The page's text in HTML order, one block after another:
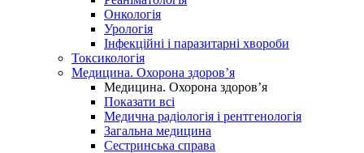
Онкологія
Урологія
Інфекційні і паразитарні хвороби
Токсикологія
Медицина. Охорона здоров’я
Медицина. Охорона здоров’я
Показати всі
Медична радіологія і рентгенологія
Загальна медицина
Сестринська справа